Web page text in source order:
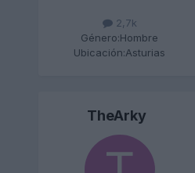
2,7k
Género:Hombre
Ubicación:Asturias
TheArky